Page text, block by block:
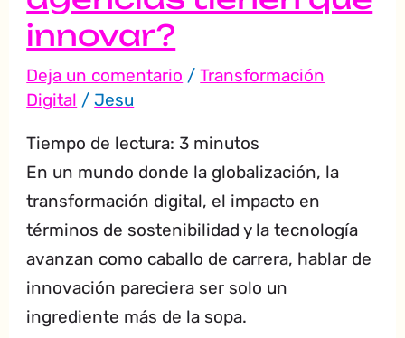
innovar?
Deja un comentario /Transformación
Digital /Jesu
Tiempo de lectura: 3 minutos
En un mundo donde la globalización, la
transformación digital, el impacto en
términos de sostenibilidad y la tecnología
avanzan como caballo de carrera, hablar de
innovación pareciera ser solo un
ingrediente más de la sopa.